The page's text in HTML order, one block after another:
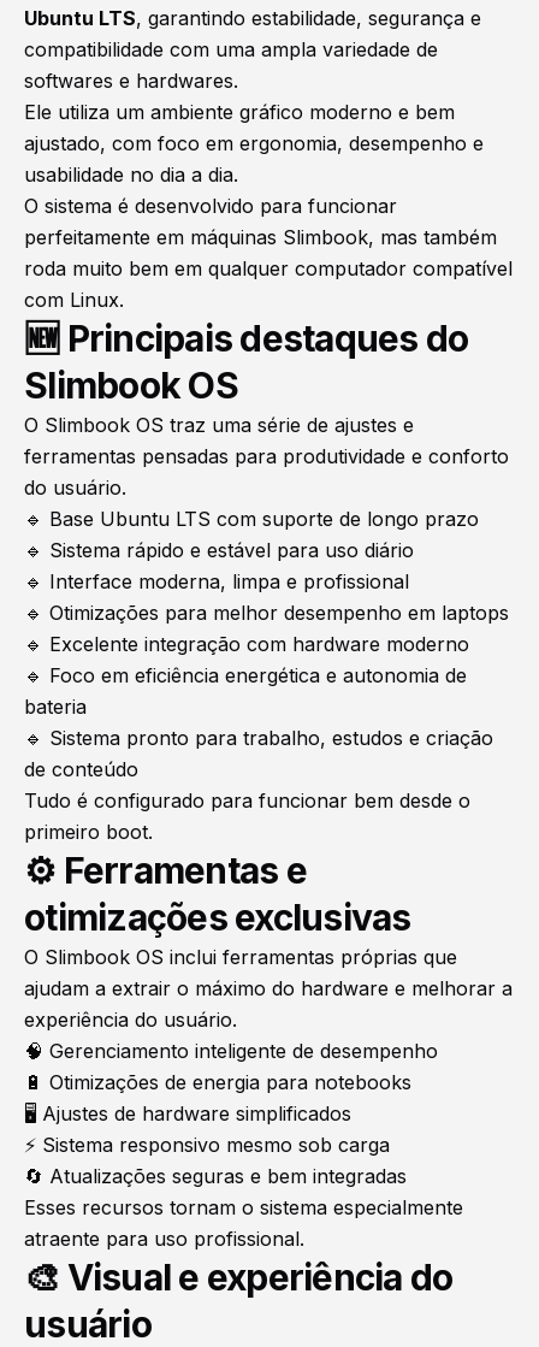
Ubuntu LTS, garantindo estabilidade, segurança e
compatibilidade com uma ampla variedade de
softwares e hardwares.
Ele utiliza um ambiente gráfico moderno e bem
ajustado, com foco em ergonomia, desempenho e
usabilidade no dia a dia.
O sistema é desenvolvido para funcionar
perfeitamente em máquinas Slimbook, mas também
roda muito bem em qualquer computador compatível
com Linux.
🆕 Principais destaques do
Slimbook OS
O Slimbook OS traz uma série de ajustes e
ferramentas pensadas para produtividade e conforto
do usuário.
🔹 Base Ubuntu LTS com suporte de longo prazo
🔹 Sistema rápido e estável para uso diário
🔹 Interface moderna, limpa e profissional
🔹 Otimizações para melhor desempenho em laptops
🔹 Excelente integração com hardware moderno
🔹 Foco em eficiência energética e autonomia de
bateria
🔹 Sistema pronto para trabalho, estudos e criação
de conteúdo
Tudo é configurado para funcionar bem desde o
primeiro boot.
⚙️ Ferramentas e
otimizações exclusivas
O Slimbook OS inclui ferramentas próprias que
ajudam a extrair o máximo do hardware e melhorar a
experiência do usuário.
🧠 Gerenciamento inteligente de desempenho
🔋 Otimizações de energia para notebooks
🖥️ Ajustes de hardware simplificados
⚡ Sistema responsivo mesmo sob carga
🔄 Atualizações seguras e bem integradas
Esses recursos tornam o sistema especialmente
atraente para uso profissional.
🎨 Visual e experiência do
usuário